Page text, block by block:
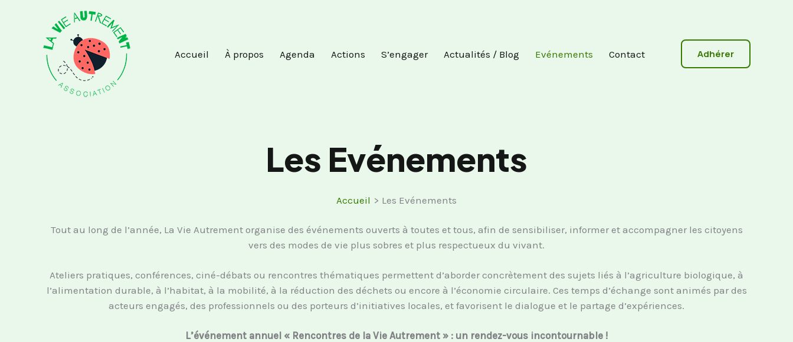
Accueil
À propos Agenda Actions S’engager Actualités / Blog Evénements Contact Adhérer
Les Evénements
Accueil Les Evénements
Tout au long de l’année, La Vie Autrement organise des événements ouverts à toutes et tous, afin de sensibiliser, informer et accompagner les citoyens
vers des modes de vie plus sobres et plus respectueux du vivant.
Ateliers pratiques, conférences, ciné-débats ou rencontres thématiques permettent d’aborder concrètement des sujets liés à l’agriculture biologique, à
l’alimentation durable, à l’habitat, à la mobilité, à la réduction des déchets ou encore à l’économie circulaire. Ces temps d’échange sont animés par des
acteurs engagés, des professionnels ou des porteurs d’initiatives locales, et favorisent le dialogue et le partage d’expériences.
L’événement annuel « Rencontres de la Vie Autrement » : un rendez-vous incontournable !